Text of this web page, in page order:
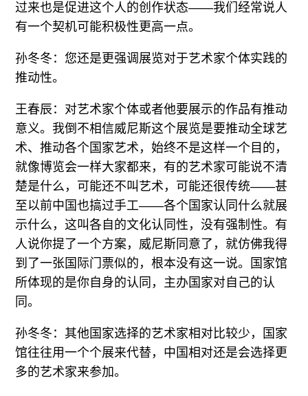
过来也是促进这个人的创作状态——我们经常说人
有一个契机可能积极性更高一点。
孙冬冬：您还是更强调展览对于艺术家个体实践的
推动性。
王春辰：对艺术家个体或者他要展示的作品有推动
意义。我倒不相信威尼斯这个展览是要推动全球艺
术、推动各个国家艺术，始终不是这样一个目的，
就像博览会一样大家都来，有的艺术家可能说不清
楚是什么，可能还不叫艺术，可能还很传统——甚
至以前中国也搞过手工——各个国家认同什么就展
示什么，这叫各自的文化认同性，没有强制性。有
人说你提了一个方案，威尼斯同意了，就仿佛我得
到了一张国际门票似的，根本没有这一说。国家馆
所体现的是你自身的认同，主办国家对自己的认
同。
孙冬冬：其他国家选择的艺术家相对比较少，国家
馆往往用一个个展来代替，中国相对还是会选择更
多的艺术家来参加。